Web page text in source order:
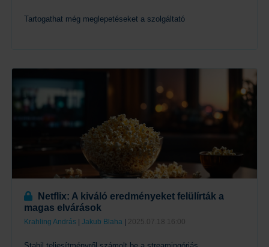
Tartogathat még meglepetéseket a szolgáltató
Netflix: A kiváló eredményeket felülírták a
magas elvárások
Krahling András Jakub Blaha 2025.07.18 16:00